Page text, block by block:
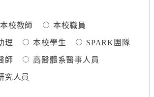
本校教師 本校職員
理 本校學生 SPARK團隊
師 高醫體系醫事人員
究人員